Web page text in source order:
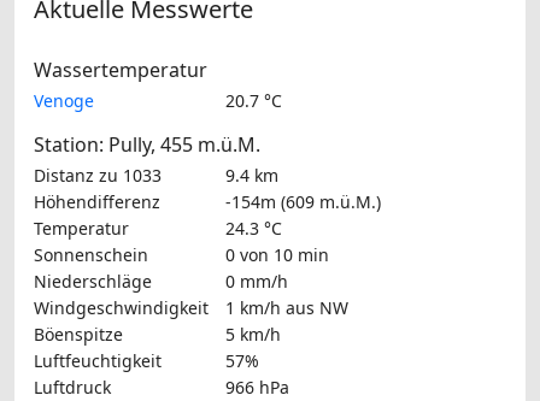
Aktuelle Messwerte
Wassertemperatur
Venoge 20.7 °C
Station: Pully, 455 m.ü.M.
Distanz zu 1033
9.4 km
Höhendifferenz
-154m (609 m.ü.M.)
Temperatur
24.3 °C
Sonnenschein
0 von 10 min
Niederschläge
0 mm/h
Windgeschwindigkeit
1 km/h aus NW
Böenspitze
5 km/h
Luftfeuchtigkeit
57%
Luftdruck
966 hPa